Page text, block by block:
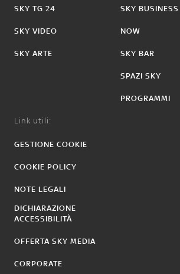
SKY TG 24
SKY VIDEO
SKY ARTE
SKY BUSINESS
NOW
SKY BAR
SPAZI SKY
PROGRAMMI
Link utili:
GESTIONE COOKIE
COOKIE POLICY
NOTE LEGALI
DICHIARAZIONE
ACCESSIBILITÀ
OFFERTA SKY MEDIA
CORPORATE